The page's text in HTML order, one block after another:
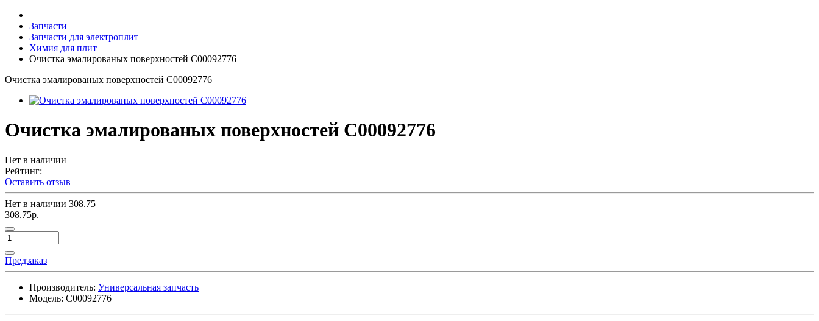
Запчасти
Запчасти для электроплит
Химия для плит
Очистка эмалированых поверхностей C00092776
Очистка эмалированых поверхностей C00092776
Очистка эмалированых поверхностей C00092776
Нет в наличии
Рейтинг:
Оставить отзыв
Нет в наличии 308.75
308.75р.
Предзаказ
Производитель: Универсальная запчасть
Модель: C00092776